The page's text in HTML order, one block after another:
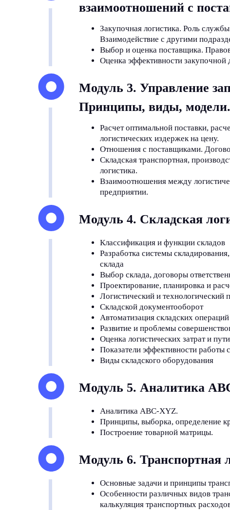
взаимоотношений с
Закупочная логистика. Роль
Взаимодействие с другими
Выбор и оценка поставщика.
Оценка эффективности закупочной
Модуль 3. Управление
Принципы, виды, модели.
Расчет оптимальной поставки,
логистических издержек на цену.
Отношения с поставщиками.
Складская транспортная,
логистика.
Взаимоотношения между
предприятии.
Модуль 4. Складская
Классификация и функции складов
Разработка системы
склада
Выбор склада, договоры
Проектирование, планировка и
Логистический и технологический
Складской документооборот
Автоматизация складских операций
Развитие и проблемы
Оценка логистических затрат и
Показатели эффективности работы
Виды складского оборудования
Модуль 5. Аналитика
Аналитика ABC-XYZ.
Принципы, выборка, определение
Построение товарной матрицы.
Модуль 6. Транспортная
Основные задачи и принципы
Особенности различных видов
калькуляция транспортных